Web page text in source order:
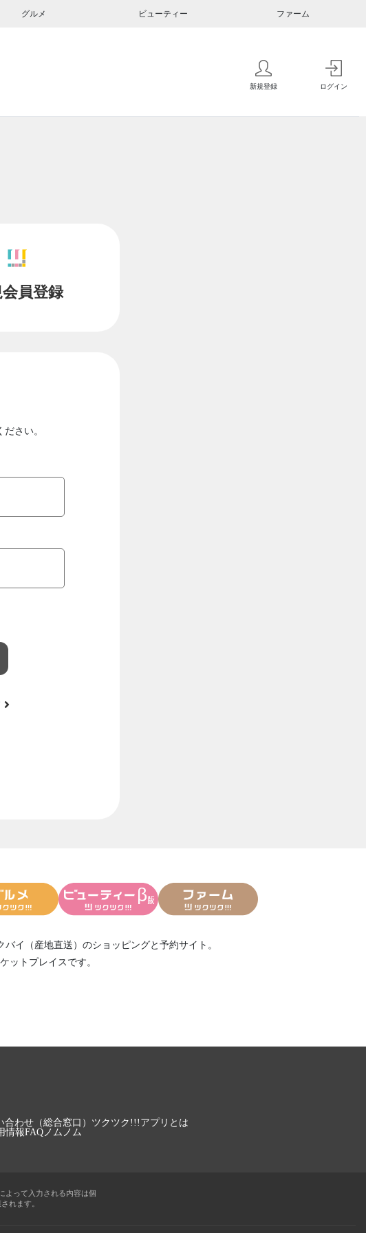
グルメ ビューティー ファーム
新規登録 ログイン
員登録
さい。
バイ（産地直送） のショッピングと予約サイト。
ットプレイスです。
合わせ（総合窓口）
ツクツク!!!アプリとは
情報FAQノムノム
よって入力される内容は個
れます。